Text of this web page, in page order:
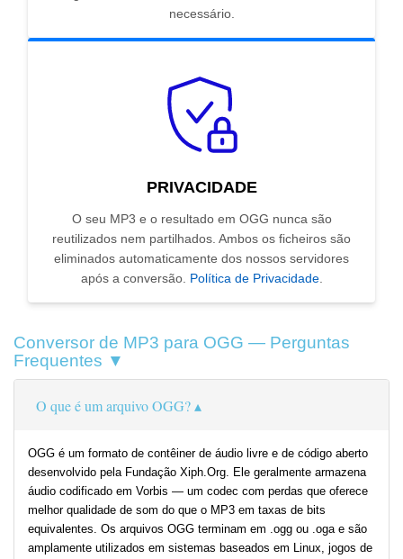
necessário.
PRIVACIDADE
O seu MP3 e o resultado em OGG nunca são
reutilizados nem partilhados. Ambos os ficheiros são
eliminados automaticamente dos nossos servidores
após a conversão. Política de Privacidade.
Conversor de MP3 para OGG — Perguntas
Frequentes ▼
O que é um arquivo OGG?
OGG é um formato de contêiner de áudio livre e de código aberto
desenvolvido pela Fundação Xiph.Org. Ele geralmente armazena
áudio codificado em Vorbis — um codec com perdas que oferece
melhor qualidade de som do que o MP3 em taxas de bits
equivalentes. Os arquivos OGG terminam em .ogg ou .oga e são
amplamente utilizados em sistemas baseados em Linux, jogos de